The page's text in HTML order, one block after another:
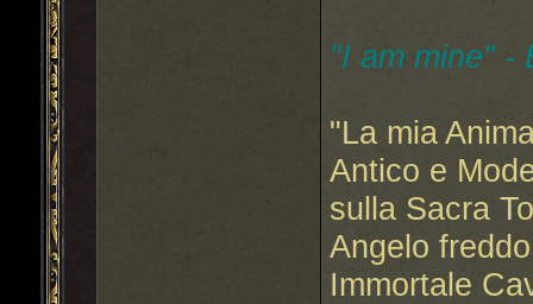
"I am mine" -
"La mia
Antico e
sulla Sacra
Angelo
Immortale